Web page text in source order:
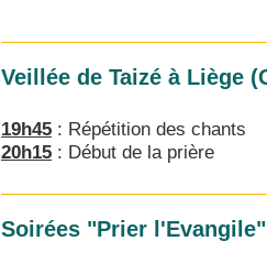
Veillée de Taizé à Liège
19h45 : Répétition des chants
20h15 : Début de la prière
Soirées "Prier l'Evangile"